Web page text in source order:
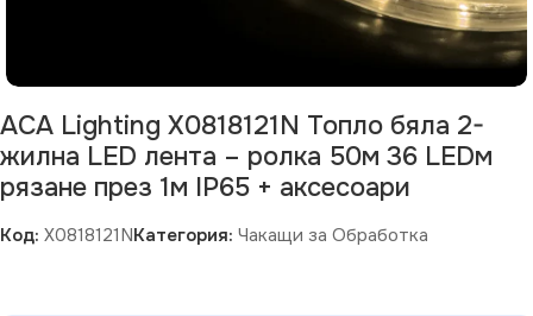
ACA Lighting X0818121N Топло бяла 2-
жилна LED лента – ролка 50м 36 LEDм
рязане през 1м IP65 + аксесоари
Код: X0818121NКатегория: Чакащи за Обработка